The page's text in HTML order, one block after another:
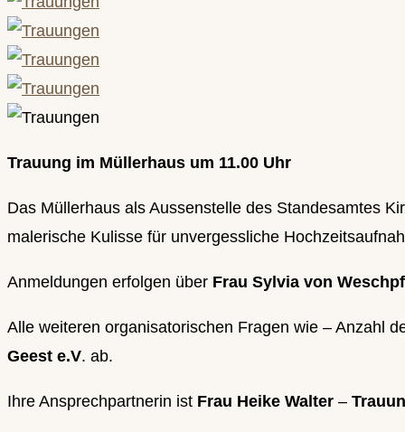
Trauung im Müllerhaus um 11.00 Uhr
Das Müllerhaus als Aussenstelle des Standesamtes
malerische Kulisse für unvergessliche
Anmeldungen erfolgen über Frau Sylvia von
Alle weiteren organisatorischen Fragen wie – Anzahl
Geest e.V. ab.
Ihre Ansprechpartnerin ist Frau Heike Walter –